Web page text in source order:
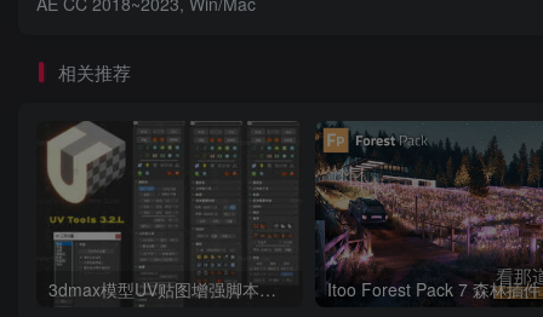
软件功能
1、IgNite是我们的旗舰产品，设计为完整的生产力
许多专业的艺术家发现IgNite在日常工作中具有无可估量
外，IgNite允许您为脚本，库位置设置设置SiNi配置路径
定制插件旨在为您节省数小时的工作时间，包括CAD /
和重新链接。我们相信这些不断增加的插件集使这个工
的。
相关推荐
3dmax模型UV贴图增强脚本插件工具UVTools 3.2L 汉化破解版 For 3dmax2014~2023